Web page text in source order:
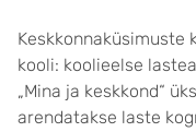
Keskkonnaküsimuste
kooli: koolieelse
„Mina ja keskkond“
arendatakse laste